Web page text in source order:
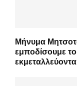
Μήνυμα
εμποδίσουμε